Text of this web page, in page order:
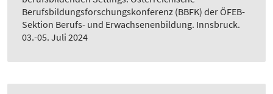
Berufsbildungsforschungskonferenz (BBFK) der ÖFEB-
Sektion Berufs- und Erwachsenenbildung. Innsbruck.
03.-05. Juli 2024